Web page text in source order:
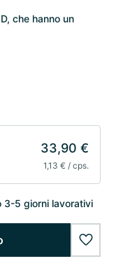
che hanno un
33,90 €
1,13 € / cps.
3-5 giorni lavorativi